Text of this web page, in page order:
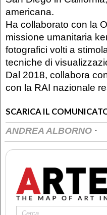
americana.
Ha collaborato con la
missione umanitaria
fotografici volti a
tecniche di
Dal 2018, collabora
con la RAI nazionale
SCARICA IL
ANDREA ALBORNO ·